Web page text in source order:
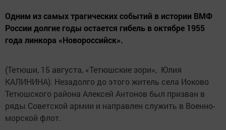
Одним из самых трагических событий в истории ВМФ
России долгие годы остается гибель в октябре 1955
года линкора «Новороссийск».
(Тетюши, 15 августа, «Тетюшские зори», Юлия
КАЛИНИНА). Незадолго до этого житель села Иоково
Тетюшского района Алексей Антонов был призван в
ряды Советской армии и направлен служить в Военно-
морской флот.